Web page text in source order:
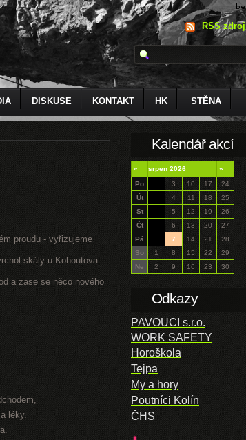
RSS zdroj
DISKUSE KONTAKT HK STĚNA
proudu - vyřizujeme
skály u Kohoutova
a zase se něco nového
léky.
Kalendář akcí
« srpen 2026
»
Po
3 10 17
24
Út
4 11 18
25
St
5 12 19
26
Čt
6 13 20
27
Pá
7 14 21
28
So
1 8 15 22
29
Ne
2 9 16 23 30
Odkazy
PAVOUCI s.r.o.
WORK SAFETY
Horoškola
Tejpa
My a hory
Poutníci Kolín
ČHS